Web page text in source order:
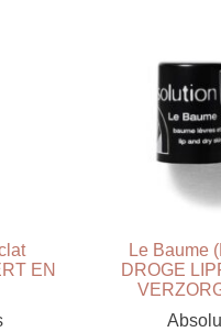
EN
Le Baume
DROGE